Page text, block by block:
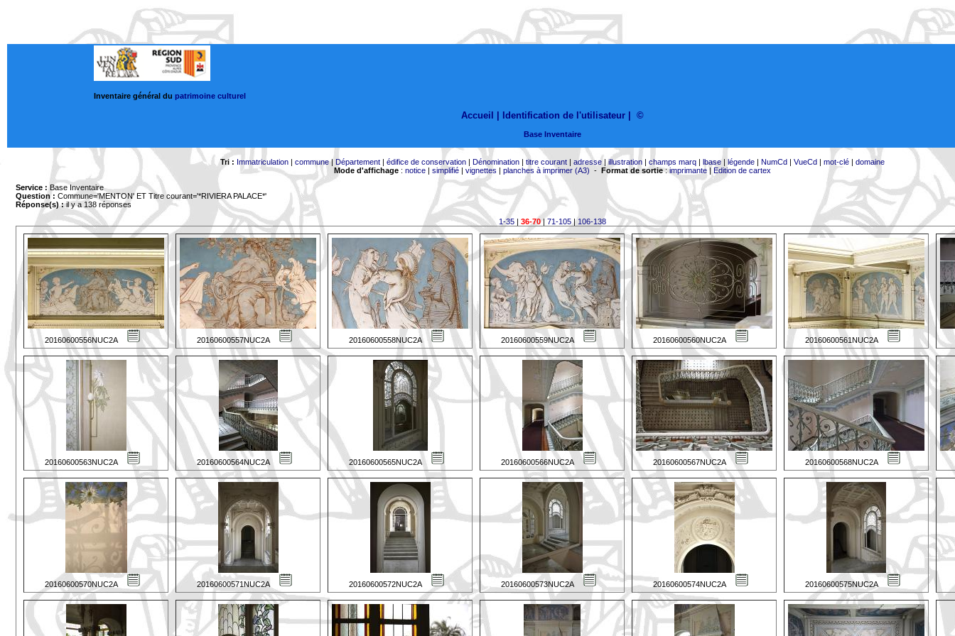
Inventaire général du patrimoine culturel
Accueil | Identification de l'utilisateur ©
Base Inventaire
Tri : Immatriculation| commune| Département| édifice de conservation| Dénomination| titre courant| adresse|illustration| champs marq| lbase| légende| NumCd| VueCd| mot-clé| domaine
Mode d'affichage: notice| simplifié| vignettes | planches à imprimer (A3) - Format de sortie:imprimante| Edition de cartex
Service : Base Inventaire
Question : Commune='MENTON' ET Titre courant='*RIVIERA PALACE*'
Réponse(s) :il y a 138 réponses
1-35| 36-70| 71-105|106-138
20160600556NUC2A 20160600557NUC2A 20160600558NUC2A 20160600559NUC2A 20160600560NUC2A 20160600561NUC2A
20160600563NUC2A 20160600564NUC2A 20160600565NUC2A 20160600566NUC2A 20160600567NUC2A 20160600568NUC2A
20160600570NUC2A 20160600571NUC2A 20160600572NUC2A 20160600573NUC2A 20160600574NUC2A 20160600575NUC2A